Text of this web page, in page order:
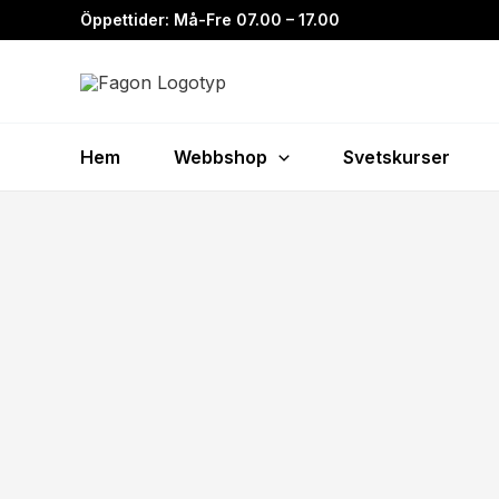
till
Öppettider: Må-Fre 07.00 – 17.00
Hem Webbshop Svetskurser